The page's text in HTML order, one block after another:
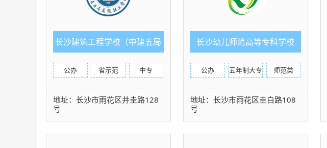
长沙建筑工程学校（中建五局
高级技工学校）
公办 省示范 中专
地址：长沙市雨花区井圭路128
号
长沙幼儿师范高等专科学校
（五年制）
公办 五年制大专 师范类
地址：长沙市雨花区圭白路108
号